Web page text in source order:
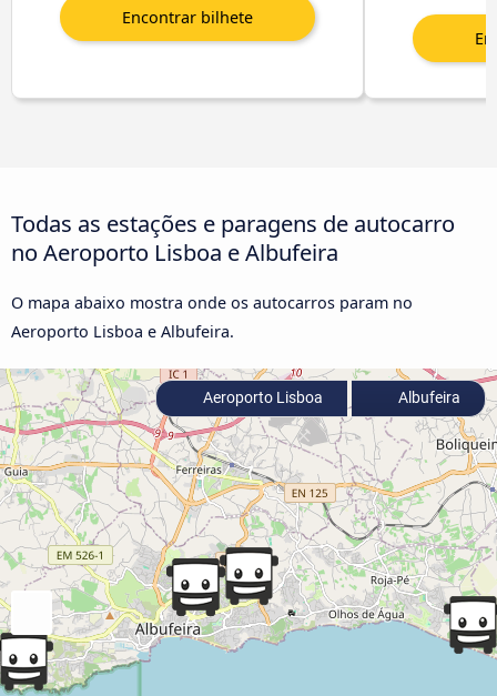
Todas as estações e paragens de autocarro
no Aeroporto Lisboa e Albufeira
O mapa abaixo mostra onde os autocarros param no
Aeroporto Lisboa e Albufeira.
Aeroporto Lisboa Albufeira